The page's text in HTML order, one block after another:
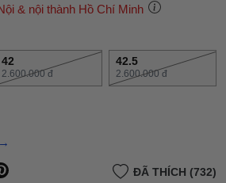
& nội thành Hồ Chí Minh
42
2.600.000 đ
42.5
2.600.000 đ
ĐÃ THÍCH (732)